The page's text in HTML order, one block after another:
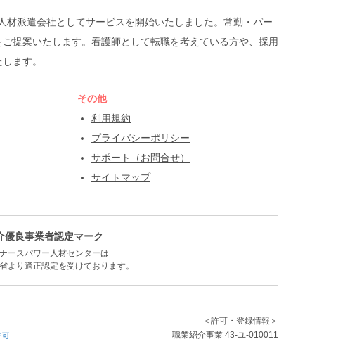
材派遣会社としてサービスを開始いたしました。常勤・パー
提案いたします。看護師として転職を考えている方や、採用
ます。
その他
利用規約
プライバシーポリシー
サポート（お問合せ）
サイトマップ
優良事業者認定マーク
ースパワー人材センターは
より適正認定を受けております。
＜許可・登録情報＞
職業紹介事業 43-ユ-010011